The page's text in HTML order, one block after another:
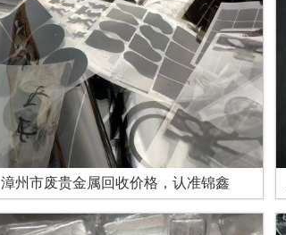
漳州市废贵金属回收价格，认准锦鑫